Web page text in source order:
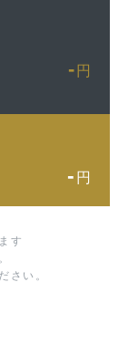
- 円
- 円
す
さい。